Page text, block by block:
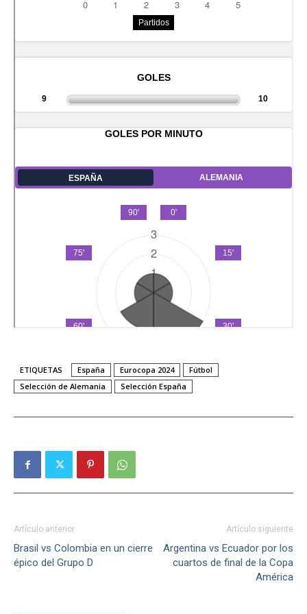
ETIQUETAS España Eurocopa 2024
Fútbol
Selección de Alemania
Selección España
Artículo anterior
Brasil vs Colombia en un cierre
épico del Grupo D
Artículo siguiente
Argentina vs Ecuador por los
cuartos de final de la Copa
América